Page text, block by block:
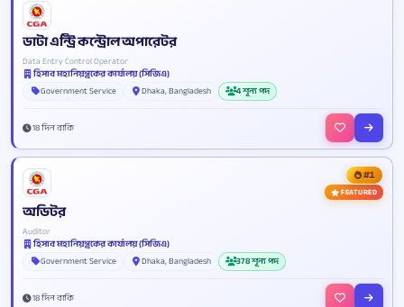
ডাটা এন্ট্রি কন্ট্রোল অপারেটর
Data Entry Control Operator
হিসাব মহানিয়ন্ত্রকের কার্যালয় (সিজিএ)
Government Service
Dhaka, Bangladesh 4 শূন্য পদ
18 দিন বাকি
#1
FEATURED
অডিটর
Auditor
হিসাব মহানিয়ন্ত্রকের কার্যালয় (সিজিএ)
Government Service
Dhaka, Bangladesh 378 শূন্য পদ
18 দিন বাকি